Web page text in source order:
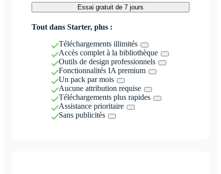
Essai gratuit de 7 jours
Tout dans Starter, plus :
Téléchargements illimités
Accès complet à la bibliothèque
Outils de design professionnels
Fonctionnalités IA premium
Un pack par mois
Aucune attribution requise
Téléchargements plus rapides
Assistance prioritaire
Sans publicités